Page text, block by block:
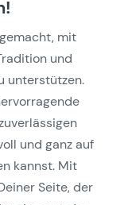
mit
und
unterstützen.
und ganz auf
kannst. Mit
Seite, der